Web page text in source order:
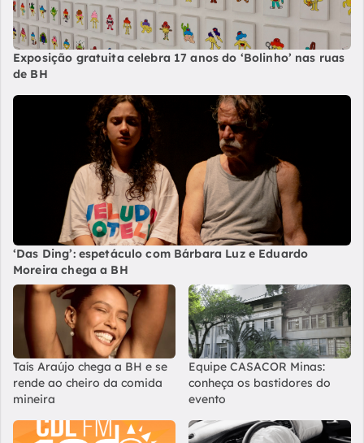
Exposição gratuita celebra 17 anos do ‘Bolinho’ nas ruas
de BH
‘Das Ding’: espetáculo com Bárbara Luz e Eduardo
Moreira chega a BH
Taís Araújo chega a BH e se
rende ao cheiro da comida
mineira
Equipe CASACOR Minas:
conheça os bastidores do
evento